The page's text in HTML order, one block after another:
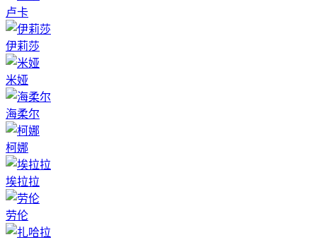
卢卡
伊莉莎
米娅
海柔尔
柯娜
埃拉拉
劳伦